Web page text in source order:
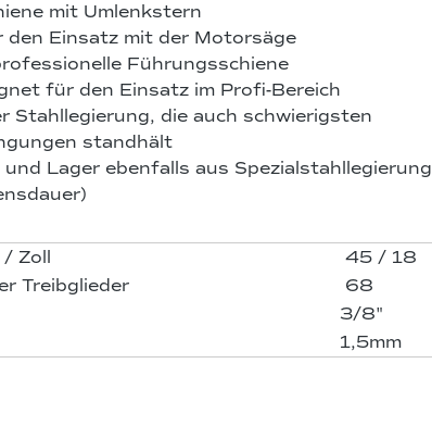
mit Umlenkstern
den Einsatz mit der Motorsäge
Führungsschiene
für den Einsatz im Profi-Bereich
Stahllegierung, die auch schwierigsten
standhält
Lager ebenfalls aus Spezialstahllegierung
/ Zoll
45 / 18
Treibglieder
68
3/8"
1,5mm